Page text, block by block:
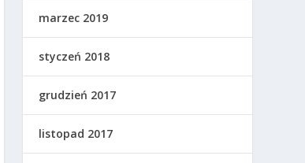
marzec 2019
styczeń 2018
grudzień 2017
listopad 2017